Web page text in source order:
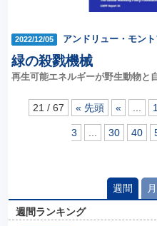
2022/12/05 アンドリュー・モン
緑の殺戮機械
再生可能エネルギーが野生動物と
21 / 67 « 先頭 « ...
3 ... 30 40
週間
週間ランキング